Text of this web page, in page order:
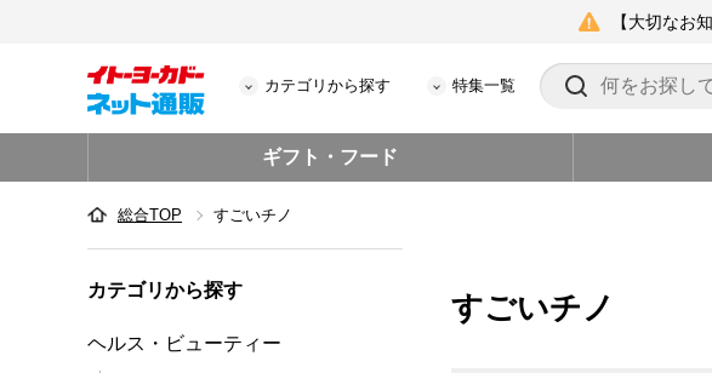
【大切なお
カテゴリから探す 特集一覧
ギフト・フード
総合TOP すごいチノ
カテゴリから探す
ヘルス・ビューティー
すごいチノ